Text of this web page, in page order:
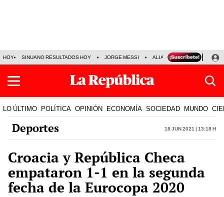
HOY SINUANO RESULTADOS HOY JORGE MESSI ALIANZA LIMA VS SPORT
LO ÚLTIMO POLÍTICA OPINIÓN ECONOMÍA SOCIEDAD MUNDO
Deportes 18 Jun 2021 | 13:18 h
Croacia y República Checa
empataron 1-1 en la segunda
fecha de la Eurocopa 2020